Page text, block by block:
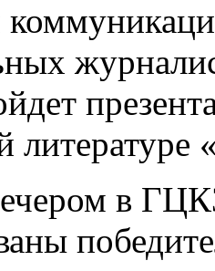
литературе
в